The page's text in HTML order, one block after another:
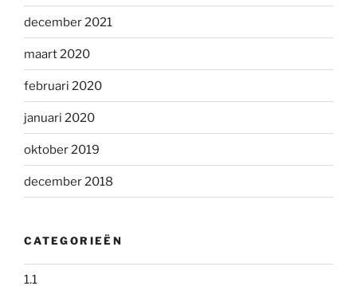
december 2021
maart 2020
februari 2020
januari 2020
oktober 2019
december 2018
CATEGORIEËN
1.1